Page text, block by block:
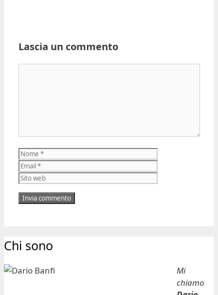
Lascia un commento
Nome
Chi sono
Mi
chiamo